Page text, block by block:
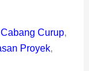
Cabang Curup,
Proyek,